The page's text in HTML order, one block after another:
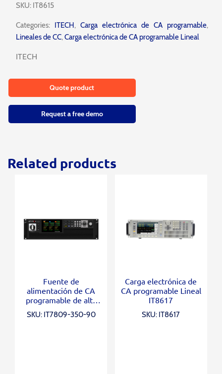
SKU: IT8615
Categories:ITECH, Carga electrónica de CA programable,
Lineales de CC, Carga electrónica de CA programable Lineal
ITECH
Quote product
Request a free demo
Related products
Fuente de
alimentación de CA
programable de alta
potencia IT7809-350-
90
SKU: IT7809-350-90
Carga electrónica de
CA programable Lineal
IT8617
SKU: IT8617